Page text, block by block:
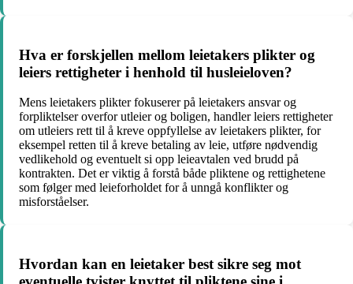
Hva er forskjellen mellom leietakers plikter og
leiers rettigheter i henhold til husleieloven?
Mens leietakers plikter fokuserer på leietakers ansvar og
forpliktelser overfor utleier og boligen, handler leiers rettigheter
om utleiers rett til å kreve oppfyllelse av leietakers plikter, for
eksempel retten til å kreve betaling av leie, utføre nødvendig
vedlikehold og eventuelt si opp leieavtalen ved brudd på
kontrakten. Det er viktig å forstå både pliktene og rettighetene
som følger med leieforholdet for å unngå konflikter og
misforståelser.
Hvordan kan en leietaker best sikre seg mot